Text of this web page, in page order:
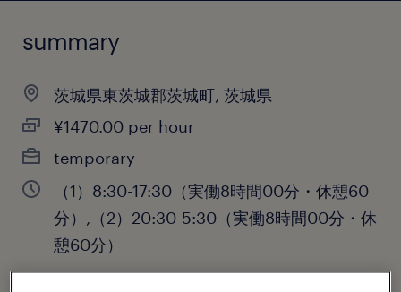
summary
茨城県東茨城郡茨城町, 茨城県
¥1470.00 per hour
temporary
（1）8:30-17:30（実働8時間00分・休憩60
分）,（2）20:30-5:30（実働8時間00分・休
憩60分）